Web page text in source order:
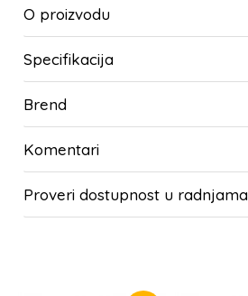
O proizvodu
Specifikacija
Brend
Komentari
Proveri dostupnost u radnjama